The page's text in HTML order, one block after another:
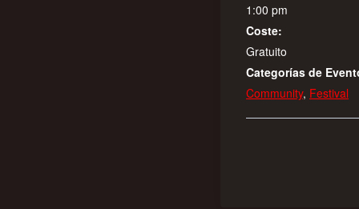
1:00 pm
Coste:
Gratuito
Categorías de
Community, Festival